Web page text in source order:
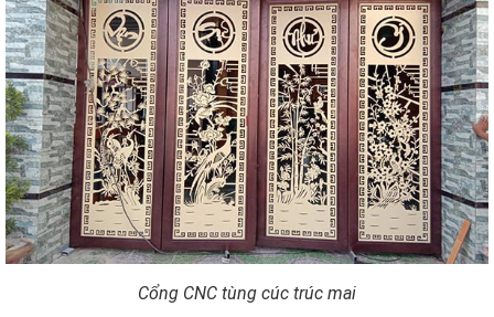
Cổng CNC tùng cúc trúc mai